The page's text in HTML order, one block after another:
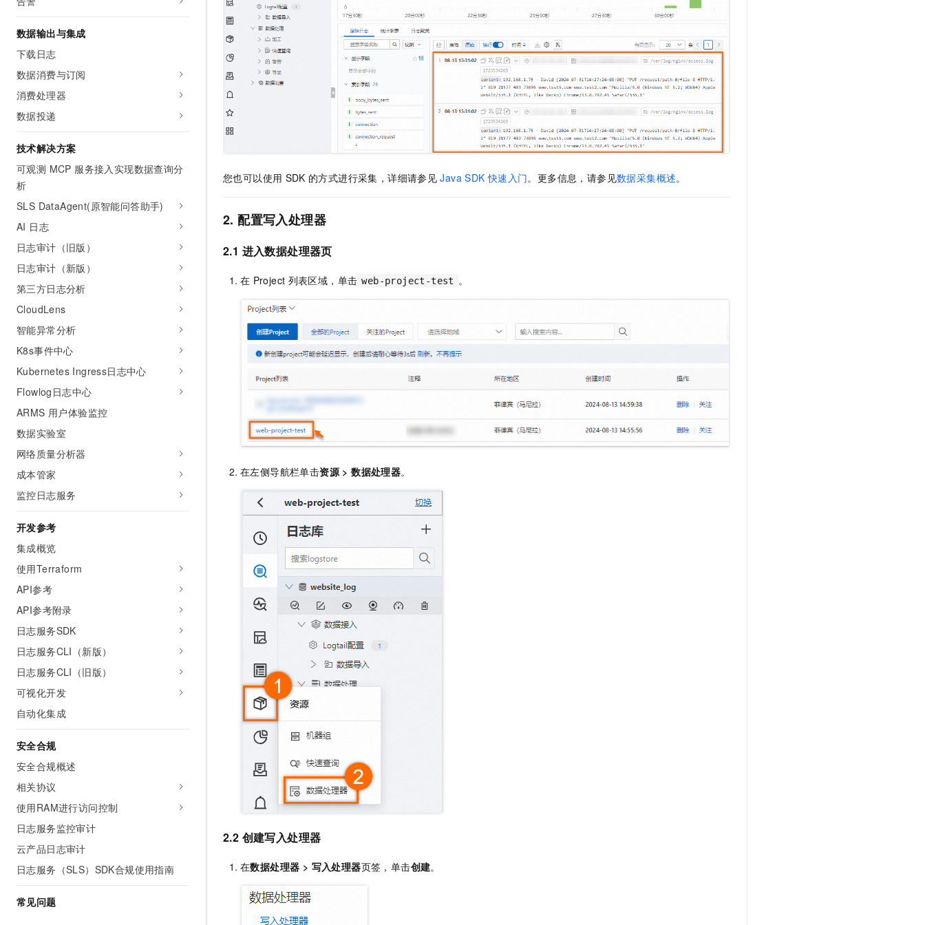
数据输出与集成
下载日志
数据消费与订阅
消费处理器
数据投递
技术解决方案
可观测 MCP 服务接入实现数据查询分
析
SLS DataAgent(原智能问答助手)
AI 日志
日志审计（旧版）
日志审计（新版）
第三方日志分析
CloudLens
智能异常分析
K8s事件中心
Kubernetes Ingress日志中心
Flowlog日志中心
ARMS 用户体验监控
数据实验室
网络质量分析器
成本管家
监控日志服务
开发参考
集成概览
使用Terraform
API参考
API参考附录
日志服务SDK
日志服务CLI（新版）
日志服务CLI（旧版）
可视化开发
自动化集成
安全合规
安全合规概述
相关协议
使用RAM进行访问控制
日志服务监控审计
云产品日志审计
日志服务（SLS）SDK合规使用指南
常见问题
您也可以使用 SDK 的方式进行采集，详细请参见 Java SDK 快速入门。更多信息，请参见数据采集概述。
2. 配置写入处理器
2.1 进入数据处理器页
在 Project 列表区域，单击 web-project-test 。
在左侧导航栏单击资源 >数据处理器。
2.2 创建写入处理器
在数据处理器 > 写入处理器页签，单击创建。